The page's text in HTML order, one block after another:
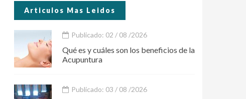
Articulos Mas Leidos
Publicado: 02 / 08 /2026
Qué es y cuáles son los beneficios de la
Acupuntura
Publicado: 03 / 08 /2026